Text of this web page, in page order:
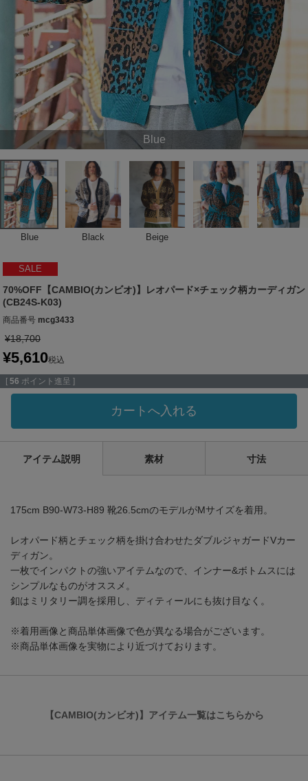
Blue
Blue Black Beige
SALE
70%OFF【CAMBIO(カンビオ)】レオパード×チェック柄カーディガン
(CB24S-K03)
商品番号 mcg3433
¥18,700
¥5,610税込
[ 56 ポイント進呈 ]
カートへ入れる
アイテム説明 素材 寸法
175cm B90-W73-H89 靴26.5cmのモデルがMサイズを着用。
レオパード柄とチェック柄を掛け合わせたダブルジャガードVカー
ディガン。
一枚でインパクトの強いアイテムなので、インナー&ボトムスには
シンプルなものがオススメ。
釦はミリタリー調を採用し、ディティールにも抜け目なく。
※着用画像と商品単体画像で色が異なる場合がございます。
※商品単体画像を実物により近づけております。
【CAMBIO(カンビオ)】アイテム一覧はこちらから